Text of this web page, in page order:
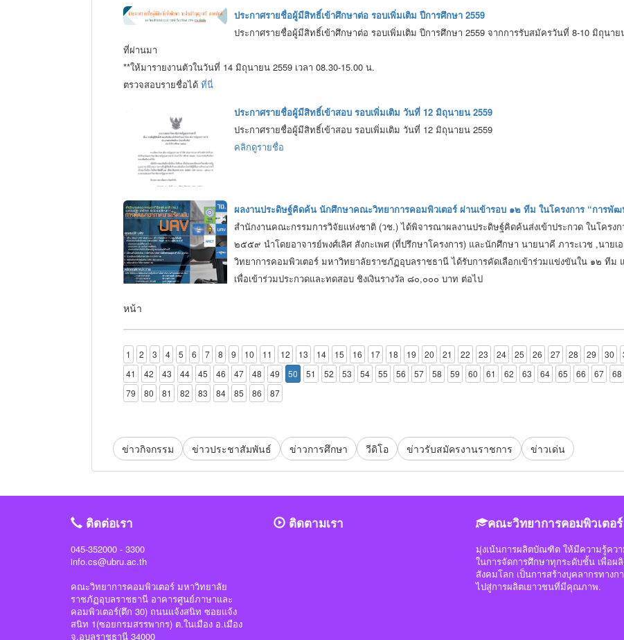
ดาวน์โหลดรายละเอียดประกาศรับสมัคร :: ไฟล์แนบ
ประกาศรายชื่อผู้มีสิทธิ์เข้าศึกษาต่อ รอบเพิ่มเติม ปีการศึกษา 2559
ประกาศรายชื่อผู้มีสิทธิ์เข้าศึกษาต่อ รอบเพิ่มเติม ปีการศึกษา 2559 จากการรับสมัครวันที่ 8-10 มิถุนา
ที่ผ่านมา
**ให้มารายงานตัวในวันที่ 14 มิถุนายน 2559 เวลา 08.30-15.00 น.
ตรวจสอบรายชื่อได้ ที่นี่
- ผู้ที่เคยรายงานตัวแล้ว ให้นำ สำเนาใบเสร็จรับเงินค่ารายงานตัวมายื่นยืนยันการรายงานตัว
ประกาศรายชื่อผู้มีสิทธิ์เข้าสอบ รอบเพิ่มเติม วันที่ 12 มิถุนายน 2559
ประกาศรายชื่อผู้มีสิทธิ์เข้าสอบ รอบเพิ่มเติม วันที่ 12 มิถุนายน 2559
คลิกดูรายชื่อ
ผลงานประดิษฐ์คิดค้น นักศึกษาคณะวิทยาการคอมพิวเตอร์ ผ่านเข้ารอบ ๑๒ ทีม ในโครงการ “การ
สำนักงานคณะกรรมการวิจัยแห่งชาติ (วช.) ได้พิจารณาผลงานประดิษฐ์คิดค้นส่งเข้าประกวด ในโครง
๒๕๕๙ นำโดยอาจารย์พงศ์เลิศ สังกะเพศ (ที่ปรึกษาโครงการ) และนักศึกษา นายนาคี ภาระเวช ,นา
วิทยาการคอมพิวเตอร์ มหาวิทยาลัยราชภัฏอุบลราชธานี ได้รับการคัดเลือกเข้าร่วมแข่งขันใน ๑๒ ที
เพื่อเข้าร่วมประกวดและทดสอบ ชิงเงินรางวัล ๘๐,๐๐๐ บาท ต่อไป
หน้า
1 2 3 4 5 6 7 8 9 10 11 12 13 14 15 16 17 18 19 20 21 22 23 24 25 26 27 28 29 30
41
42 43 44 45 46 47 48 49 50 51 52 53 54 55 56 57 58 59 60 61 62 63 64 65 66 67 68
79
80 81 82 83 84 85 86 87
ข่าวกิจกรรม ข่าวประชาสัมพันธ์ ข่าวการศึกษา วีดิโอ ข่าวรับสมัครงานราชการ ข่าวเด่น
ติดต่อเรา
045-352000 - 3300
info.cs@ubru.ac.th
คณะวิทยาการคอมพิวเตอร์ มหาวิทยาลัย
ราชภัฏอุบลราชธานี อาคารศูนย์ภาษาและ
คอมพิวเตอร์(ตึก 30) ถนนแจ้งสนิท ซอยแจ้ง
สนิท 1(ซอยกรมสรรพากร) ต.ในเมือง อ.เมือง
จ.อุบลราชธานี 34000
ติดตามเรา คณะวิทยาการคอมพิวเตอร์
มุ่งเน้นการผลิตบัณฑิต ให้มีความรู้ควา
ในการจัดการศึกษาทุกระดับชั้น เพื่อผ
สังคมโลก เป็นการสร้างบุคลากรทาง
ไปสู่การผลิตเยาวชนที่มีคุณภาพ.